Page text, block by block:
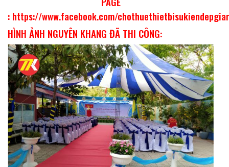
: https://www.facebook.com/
HÌNH ẢNH NGUYÊN KHANG ĐÃ THI CÔNG: